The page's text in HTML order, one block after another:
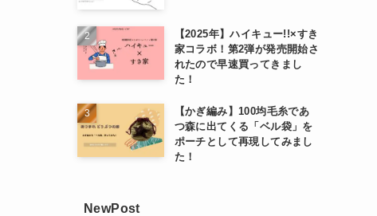
【2025年】ハイキュー!!×すき
家コラボ！第2弾が発売開始さ
れたので早速買ってきまし
た！
【かぎ編み】100均毛糸であ
つ森に出てくる「ベル袋」を
ポーチとして再現してみまし
た！
NewPost